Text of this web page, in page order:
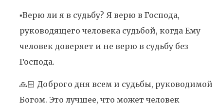
▪️Верю ли я в судьбу? Я верю в Господа,
руководящего человека судьбой, когда Ему
человек доверяет и не верю в судьбу без
Господа.
🙏🏻 Доброго дня всем и судьбы, руководимой
Богом. Это лучшее, что может человек